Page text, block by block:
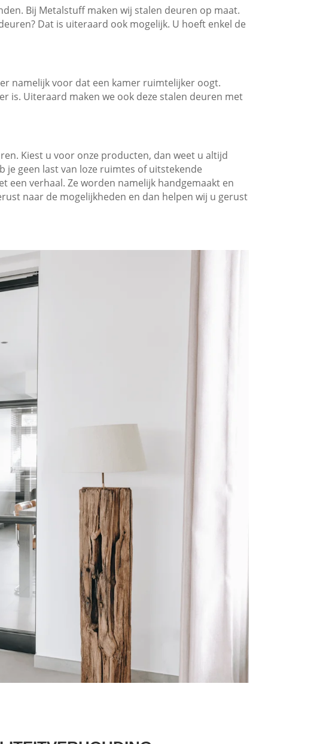
Bij Metalstuff maken wij stalen deuren op maat.
Dat is uiteraard ook mogelijk. U hoeft enkel de
namelijk voor dat een kamer ruimtelijker oogt.
is. Uiteraard maken we ook deze stalen deuren met
Kiest u voor onze producten, dan weet u altijd
geen last van loze ruimtes of uitstekende
een verhaal. Ze worden namelijk handgemaakt en
naar de mogelijkheden en dan helpen wij u gerust